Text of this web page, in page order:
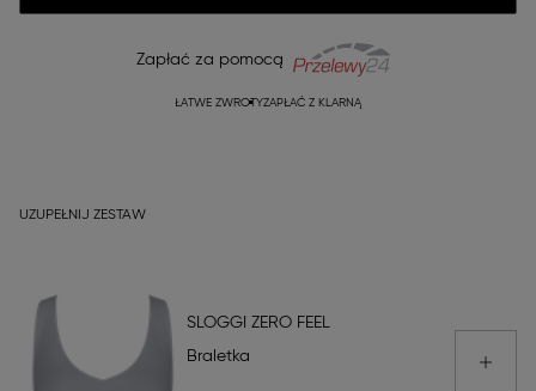
Zapłać za pomocą
ŁATWE ZWROTYZAPŁAĆ Z KLARNĄ
UZUPEŁNIJ ZESTAW
SLOGGI ZERO FEEL
Braletka